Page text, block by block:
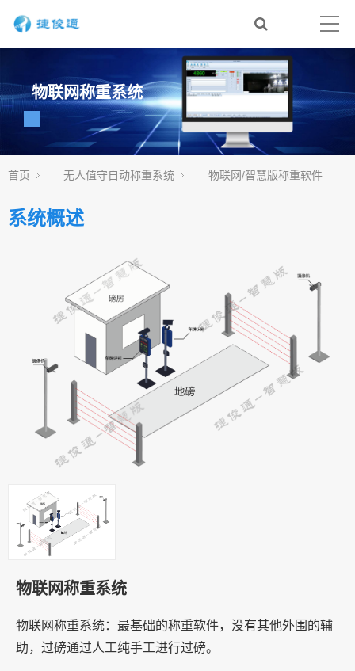
物联网称重系统
首页 无人值守自动称重系统 物联网/智慧版称重软件
系统概述
物联网称重系统
物联网称重系统：最基础的称重软件，没有其他外围的辅
助，过磅通过人工纯手工进行过磅。